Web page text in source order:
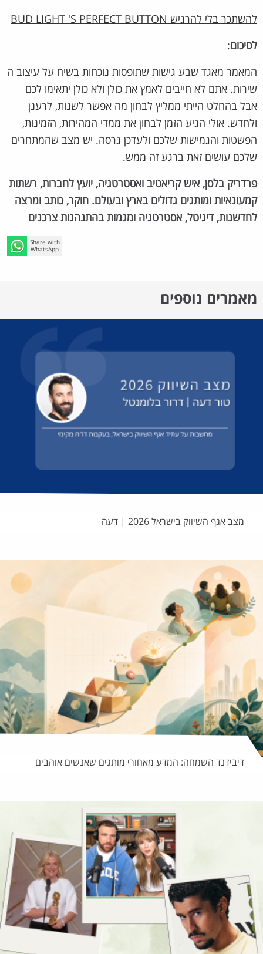
להשתכר בלי להרגיש BUD LIGHT 'S PERFECT BUTTON
לסיכום:
המאמר מאגד שבע גישות שתופסות נוכחות בשיח על עיצוב ה
שירות. אתם לא חייבים לאמץ את כולן ולא כולן יתאימו לכם
אבל בהחלט הייתי ממליץ לבחון מה אפשר לשנות, לרענן
ולחדש. אולי הגיע הזמן לבחון את ממדי המהירות, הזמינות,
הפשטות והגמישות שלכם ולעדכן גרסה. יש מצב שהמתחרים
שלכם עושים זאת ברגע זה ממש.
פרדריק בלסן, איש קריאטיב ואסטרטגיה, יועץ לחברות, רשתות
קמעונאיות ומותגים גדולים בארץ ובעולם. חוקר, כותב ומרצה
לחדשנות, דיגיטל, אסטרטגיה ומגמות בהתנהגות צרכנים
Share with
WhatsApp
מאמרים נוספים
מצב אגף השיווק בישראל 2026 | דעה
דיבידנד השמחה: המדע מאחורי מותגים שאנשים אוהבים